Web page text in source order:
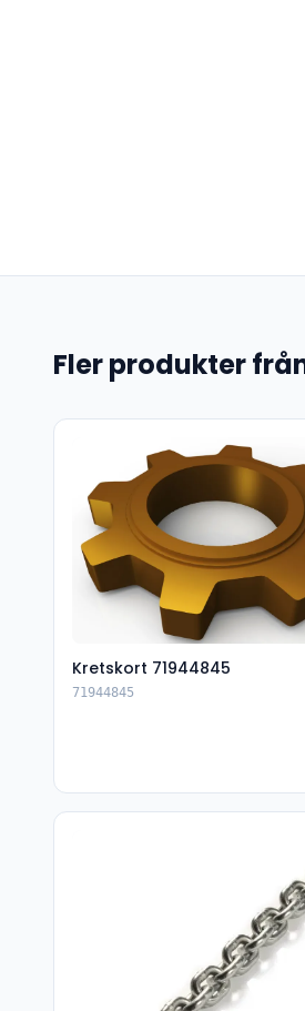
Fler produkter
Kretskort 71944845
71944845